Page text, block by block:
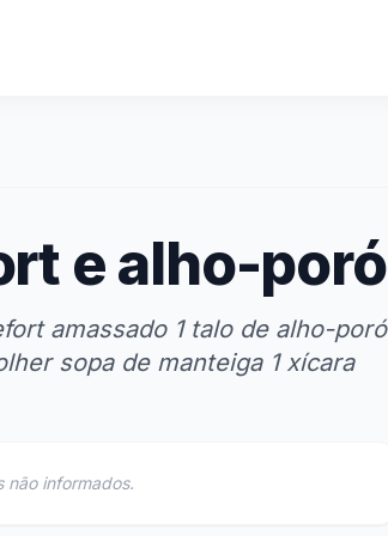
e alho-poró
amassado 1 talo de alho-poró
sopa de manteiga 1 xícara
não informados.